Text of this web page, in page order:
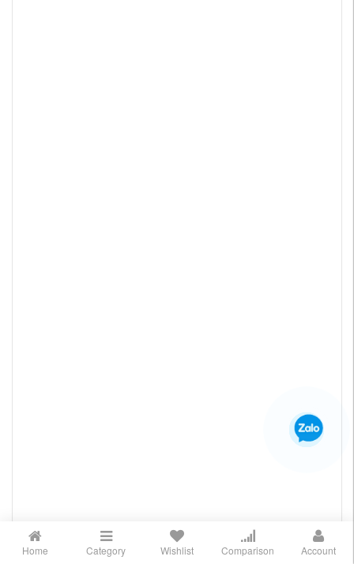
Home Category Wishlist Comparison Account